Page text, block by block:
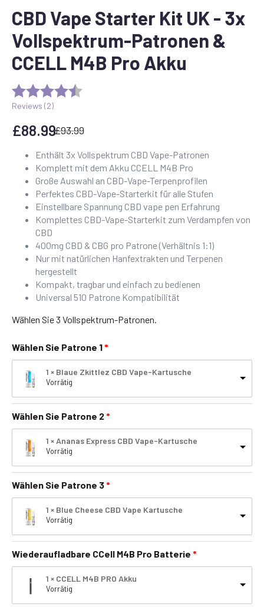
CBD Vape Starter Kit UK - 3x
Vollspektrum-Patronen &
CCELL M4B Pro Akku
Reviews (2)
£93.99
£88.99
Enthält 3x Vollspektrum CBD Vape-Patronen
Komplett mit dem Akku CCELL M4B Pro
Große Auswahl an CBD-Vape-Terpenprofilen
Perfektes CBD-Vape-Starterkit für alle Stufen
Einstellbare Spannung CBD vape pen Erfahrung
Komplettes CBD-Vape-Starterkit zum Verdampfen von
CBD
400mg CBD & CBG pro Patrone (Verhältnis 1:1)
Nur mit natürlichen Hanfextrakten und Terpenen
hergestellt
Kompakt, tragbar und einfach zu bedienen
Universal 510 Patrone Kompatibilität
Wählen Sie 3 Vollspektrum-Patronen.
Wählen Sie Patrone 1
1 × Blaue Zkittlez CBD Vape-Kartusche
Vorrätig
Wählen Sie Patrone 2
1 × Ananas Express CBD Vape-Kartusche
Vorrätig
Wählen Sie Patrone 3
1 × Blue Cheese CBD Vape Kartusche
Vorrätig
Wiederaufladbare CCell M4B Pro Batterie
1 × CCELL M4B PRO Akku
Vorrätig